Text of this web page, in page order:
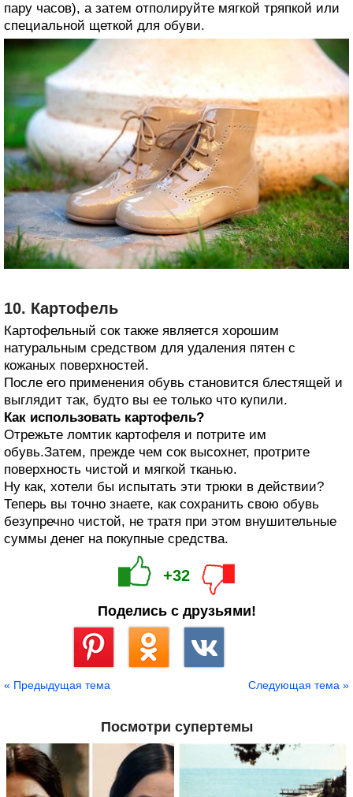
пару часов), а затем отполируйте мягкой тряпкой или
специальной щеткой для обуви.
10. Картофель
Картофельный сок также является хорошим
натуральным средством для удаления пятен с
кожаных поверхностей.
После его применения обувь становится блестящей и
выглядит так, будто вы ее только что купили.
Как использовать картофель?
Отрежьте ломтик картофеля и потрите им
обувь.Затем, прежде чем сок высохнет, протрите
поверхность чистой и мягкой тканью.
Ну как, хотели бы испытать эти трюки в действии?
Теперь вы точно знаете, как сохранить свою обувь
безупречно чистой, не тратя при этом внушительные
суммы денег на покупные средства.
+32
Поделись с друзьями!
« Предыдущая тема Следующая тема »
Посмотри супертемы